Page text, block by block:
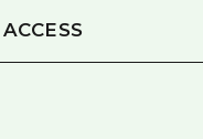
ACCESS